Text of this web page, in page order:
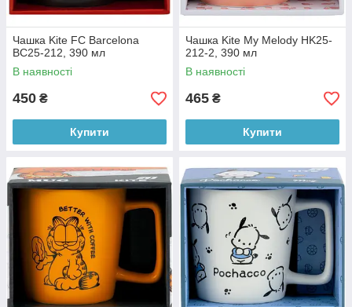
Чашка Kite FC Barcelona
BC25-212, 390 мл
В наявності
450 ₴
Купити
Чашка Kite My Melody HK25-
212-2, 390 мл
В наявності
465 ₴
Купити